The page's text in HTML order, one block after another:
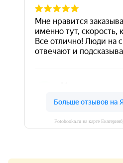
Fotobooka.ru на карте